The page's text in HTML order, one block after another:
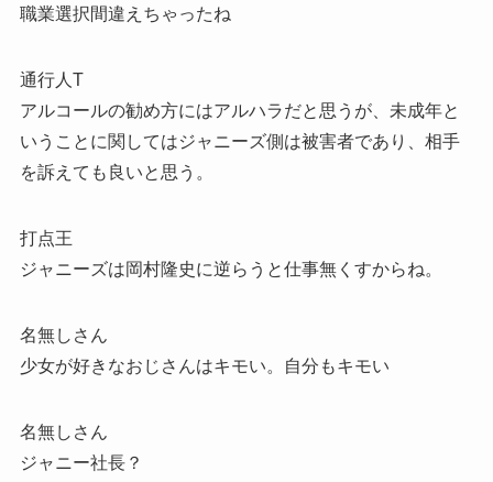
職業選択間違えちゃったね
通行人T
アルコールの勧め方にはアルハラだと思うが、未成年と
いうことに関してはジャニーズ側は被害者であり、相手
を訴えても良いと思う。
打点王
ジャニーズは岡村隆史に逆らうと仕事無くすからね。
名無しさん
少女が好きなおじさんはキモい。自分もキモい
名無しさん
ジャニー社長？